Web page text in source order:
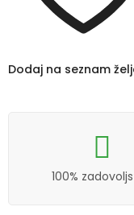
Dodaj na seznam
100%